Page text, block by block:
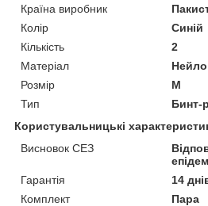
Країна виробник
Колір
Синій
Кількість
2
Матеріал
Розмір
M
Тип
Бинт-
Користувальницькі
Висновок СЕЗ
Гарантія
14
Комплект
Пара